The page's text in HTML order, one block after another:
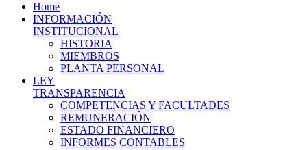
Home
INFORMACIÓN
INSTITUCIONAL
HISTORIA
MIEMBROS
PLANTA PERSONAL
LEY
TRANSPARENCIA
COMPETENCIAS Y FACULTADES
REMUNERACIÓN
ESTADO FINANCIERO
INFORMES CONTABLES